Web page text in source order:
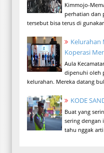
Kimmojo-
perhatian dan
tersebut bisa terus di
Kelurahan
Koperasi
Aula
dipenuhi oleh
kelurahan. Mereka datang
KODE
Buat yang
sering dengan
tahu nggak